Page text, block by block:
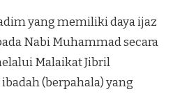
yang memiliki daya ijaz
Nabi Muhammad secara
Malaikat Jibril
(berpahala) yang